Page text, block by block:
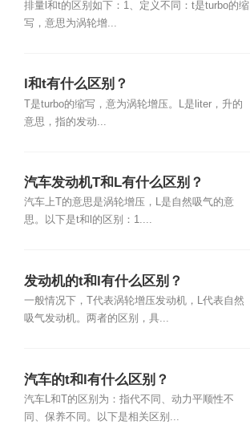
排量l和t的区别如下：1、定义不同：t是turbo的缩
写，意思为涡轮增...
l和t有什么区别？
T是turbo的缩写，意为涡轮增压。L是liter，升的
意思，指的发动...
汽车发动机T和L有什么区别？
汽车上T的意思是涡轮增压，L是自然吸气的意
思。以下是t和l的区别：1....
发动机的t和l有什么区别？
一般情况下，T代表涡轮增压发动机，L代表自然
吸气发动机。两者的区别，具...
汽车的t和l有什么区别？
汽车L和T的区别为：指代不同、动力平顺性不
同、保养不同。以下是相关区别...